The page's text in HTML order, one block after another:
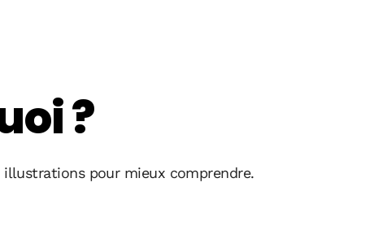
?
pour mieux comprendre.